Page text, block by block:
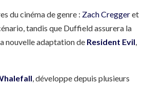
du cinéma de genre : Zach Creggeret
tandis que Duffield assurera la
nouvelle adaptation de Resident Evil,
, développe depuis plusieurs